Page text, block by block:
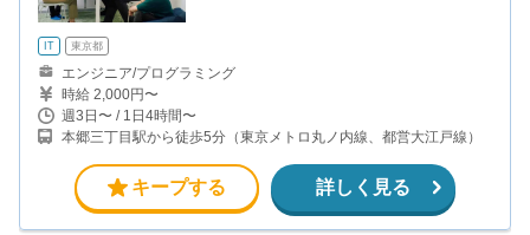
IT 東京都
エンジニア/プログラミング
時給 2,000円〜
週3日〜 / 1日4時間〜
本郷三丁目駅から徒歩5分（東京メトロ丸ノ内線、都営大江戸線）
キープする 詳しく見る